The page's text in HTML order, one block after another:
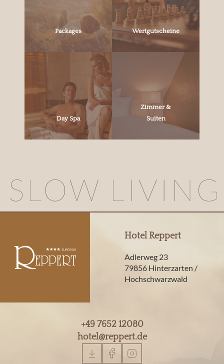
Packages Wertgutscheine
Day Spa
Zimmer &
Suiten
Hotel Reppert
Adlerweg 23
79856 Hinterzarten /
Hochschwarzwald
+49 7652 12080
hotel@reppert.de